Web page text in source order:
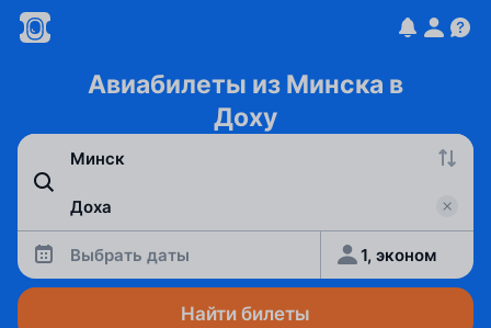
Авиабилеты из Минска в
Доху
Выбрать даты 1, эконом
Найти билеты